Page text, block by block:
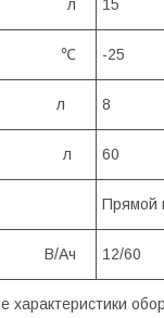
л 15
℃ -25
л 8
л 60
Прямой
В/Ач 12/60
характеристики